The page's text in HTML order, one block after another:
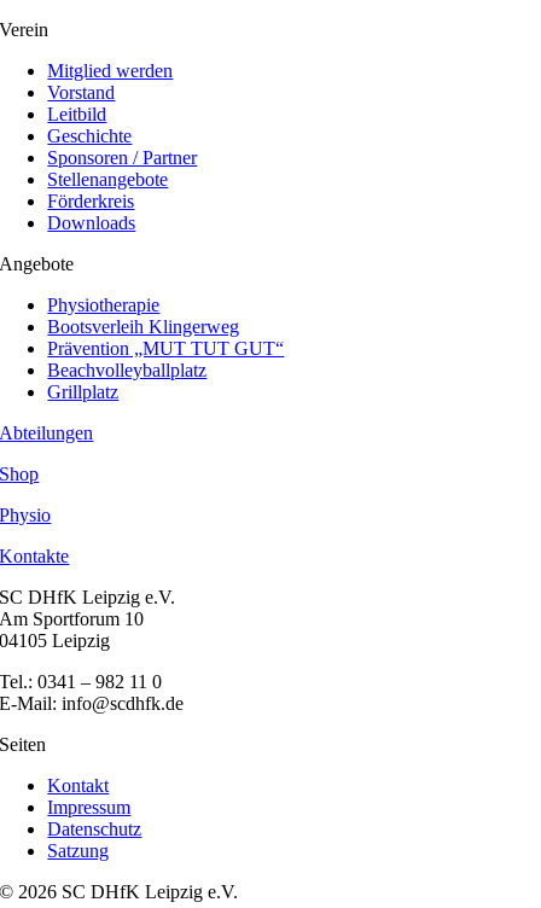
Verein
Mitglied werden
Vorstand
Leitbild
Geschichte
Sponsoren / Partner
Stellenangebote
Förderkreis
Downloads
Angebote
Physiotherapie
Bootsverleih Klingerweg
Prävention „MUT TUT GUT“
Beachvolleyballplatz
Grillplatz
Abteilungen
Shop
Physio
Kontakte
SC DHfK Leipzig e.V.
Am Sportforum 10
04105 Leipzig
Tel.: 0341 – 982 11 0
E-Mail: info@scdhfk.de
Seiten
Kontakt
Impressum
Datenschutz
Satzung
© 2026 SC DHfK Leipzig e.V.